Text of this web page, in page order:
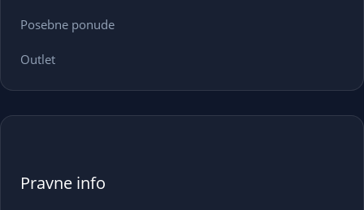
Posebne ponude
Outlet
Pravne info